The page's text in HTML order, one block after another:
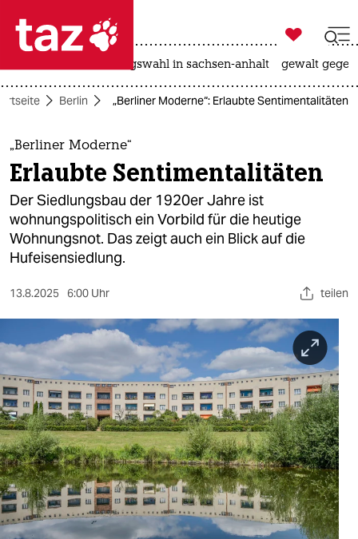
 taz zahl ich
taz zahl ich
themen
politik
öko
gesellschaft
kultur
sport
berlin
nord
wahrheit
verlag
verlag
veranstaltungen

taz zahl ich
landtagswahl in sachsen-anhalt gewalt
Berlin „Berliner Moderne“: Erlaubte Sentimentalitäten
„Berliner Moderne“
Erlaubte Sentimentalitäten
Der Siedlungsbau der 1920er Jahre ist
wohnungspolitisch ein Vorbild für die heutige
Wohnungsnot. Das zeigt auch ein Blick auf die
Hufeisensiedlung.
13.8.2025 6:00 Uhr teilen